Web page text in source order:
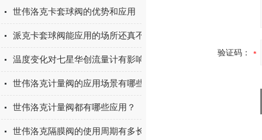
世伟洛克卡套球阀的优势和应用
派克卡套球阀能应用的场所还真不少
温度变化对七星华创流量计有影响吗？
世伟洛克计量阀的应用场景有哪些？
世伟洛克计量阀都有哪些应用？
世伟洛克隔膜阀的使用周期有多长
验证码：